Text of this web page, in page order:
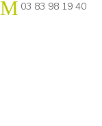
03 83 98 19 40